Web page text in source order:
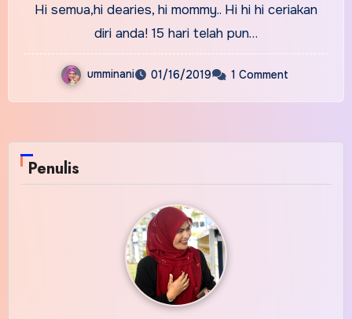
Hi semua,hi dearies, hi mommy.. Hi hi hi ceriakan
diri anda! 15 hari telah pun…
umminani 01/16/2019 1 Comment
Penulis